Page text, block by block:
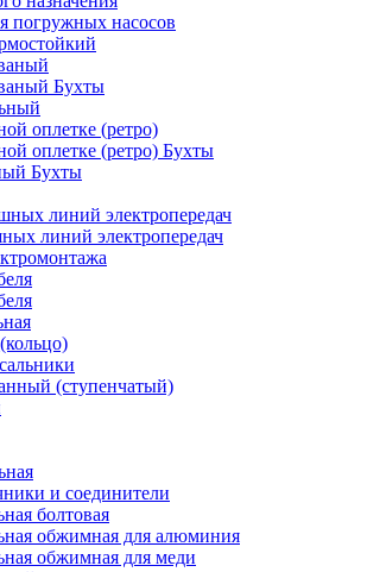
погружных насосов
Бухты
оплетке (ретро)
оплетке (ретро) Бухты
Бухты
линий электропередач
линий электропередач
(ступенчатый)
и соединители
болтовая
обжимная для алюминия
обжимная для меди